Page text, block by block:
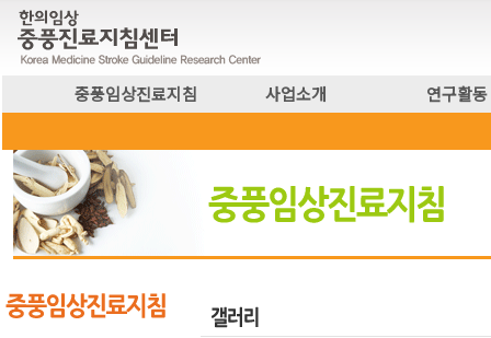
중풍임상진료지침 사업소개 연구활동